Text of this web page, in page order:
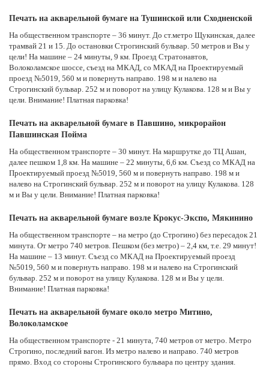
Печать на акварельной бумаге на Тушинской или Сходненской
На общественном транспорте – 36 минут. До ст.метро Щукинская, далее
трамвай 21 и 15. До остановки Строгинский бульвар. 50 метров и Вы у
цели! На машине – 24 минуты, 9 км. Проезд Стратонавтов,
Волоколамское шоссе, съезд на МКАД, со МКАД на Проектируемый
проезд №5019, 560 м и повернуть направо. 198 м и налево на
Строгинский бульвар. 252 м и поворот на улицу Кулакова. 128 м и Вы у
цели. Внимание! Платная парковка!
Печать на акварельной бумаге в Павшино, микрорайон
Павшинская Пойма
На общественном транспорте – 30 минут. На маршрутке до ТЦ Ашан,
далее пешком 1,8 км. На машине – 22 минуты, 6,6 км. Съезд со МКАД на
Проектируемый проезд №5019, 560 м и повернуть направо. 198 м и
налево на Строгинский бульвар. 252 м и поворот на улицу Кулакова. 128
м и Вы у цели. Внимание! Платная парковка!
Печать на акварельной бумаге возле Крокус-Экспо, Мякинино
На общественном транспорте – на метро (до Строгино) без пересадок 21
минута. От метро 740 метров. Пешком (без метро) – 2,4 км, т.е. 29 минут!
На машине – 13 минут. Съезд со МКАД на Проектируемый проезд
№5019, 560 м и повернуть направо. 198 м и налево на Строгинский
бульвар. 252 м и поворот на улицу Кулакова. 128 м и Вы у цели.
Внимание! Платная парковка!
Печать на акварельной бумаге около метро Митино,
Волоколамское
На общественном транспорте - 21 минута, 740 метров от метро. Метро
Строгино, последний вагон. Из метро налево и направо. 740 метров
прямо. Вход со стороны Строгинского бульвара по центру здания.